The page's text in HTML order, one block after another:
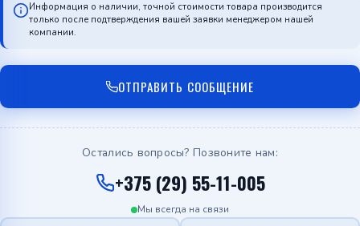
Информация о наличии, точной стоимости товара производится
только после подтверждения вашей заявки менеджером нашей
компании.
ОТПРАВИТЬ СООБЩЕНИЕ
Остались вопросы? Позвоните нам:
+375 (29) 55-11-005
Мы всегда на связи